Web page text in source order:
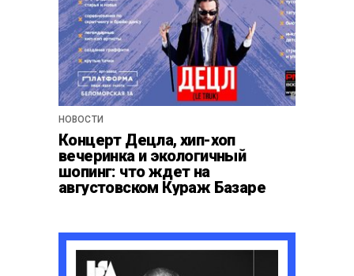
НОВОСТИ
Концерт Децла, хип-хоп
вечеринка и экологичный
шопинг: что ждет на
августовском Кураж Базаре